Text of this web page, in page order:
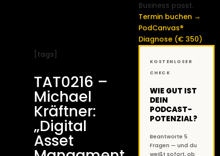
[tags]
TAT0216 –
Michael
Kräftner:
„Digital
Asset
Business passt.
Termin buchen →
PodCanvas®
Diagnose (€ 350)
KOSTENLOSER
CHECK
WIE GUT IST
DEIN
PODCAST-
POTENZIAL?
Beantworte 5
Fragen — und du
weißt sofort, ob